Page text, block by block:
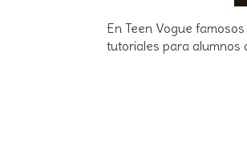
En Teen Vogue
tutoriales para alumnos